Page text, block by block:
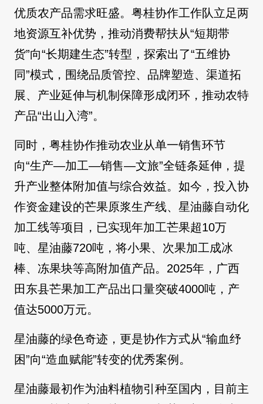
优质农产品需求旺盛。粤桂协作工作队立足两
地资源互补优势，推动消费帮扶从“短期带
货”向“长期建生态”转型，探索出了“五维协
同”模式，围绕品质管控、品牌塑造、渠道拓
展、产业延伸与机制保障形成闭环，推动农特
产品“出山入湾”。
同时，粤桂协作推动农业从单一销售环节
向“生产—加工—销售—文旅”全链条延伸，提
升产业整体附加值与综合效益。如今，投入协
作资金建设的芒果原浆生产线、星油藤自动化
加工线等项目，已实现年加工芒果超10万
吨、星油藤720吨，将小果、次果加工成冰
棒、冻果块等高附加值产品。2025年，广西
田东县芒果加工产品出口量突破4000吨，产
值达5000万元。
星油藤的绿色奇迹，更是协作方式从“输血纾
困”向“造血赋能”转变的优秀案例。
星油藤最初作为油料植物引种至国内，目前主